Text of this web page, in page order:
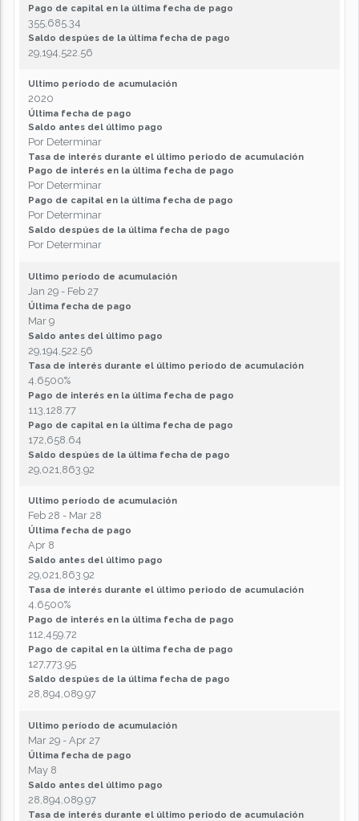
Pago de capital en la última fecha de pago
355,685.34
Saldo despúes de la última fecha de pago
29,194,522.56
Ultimo período de acumulación
2020
Última fecha de pago
Saldo antes del último pago
Por Determinar
Tasa de interés durante el último periodo de acumulación
Pago de interés en la última fecha de pago
Por Determinar
Pago de capital en la última fecha de pago
Por Determinar
Saldo despúes de la última fecha de pago
Por Determinar
Ultimo período de acumulación
Jan 29 - Feb 27
Última fecha de pago
Mar 9
Saldo antes del último pago
29,194,522.56
Tasa de interés durante el último periodo de acumulación
4.6500%
Pago de interés en la última fecha de pago
113,128.77
Pago de capital en la última fecha de pago
172,658.64
Saldo despúes de la última fecha de pago
29,021,863.92
Ultimo período de acumulación
Feb 28 - Mar 28
Última fecha de pago
Apr 8
Saldo antes del último pago
29,021,863.92
Tasa de interés durante el último periodo de acumulación
4.6500%
Pago de interés en la última fecha de pago
112,459.72
Pago de capital en la última fecha de pago
127,773.95
Saldo despúes de la última fecha de pago
28,894,089.97
Ultimo período de acumulación
Mar 29 - Apr 27
Última fecha de pago
May 8
Saldo antes del último pago
28,894,089.97
Tasa de interés durante el último periodo de acumulación